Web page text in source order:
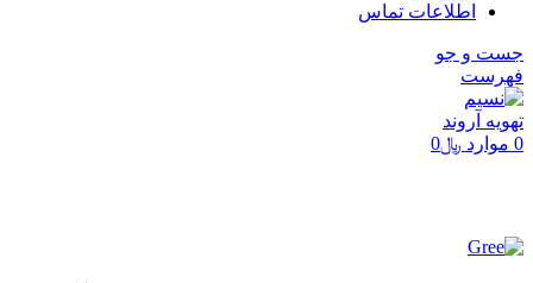
اطلاعات تماس
جست و جو
فهرست
0 موارد ﷼0